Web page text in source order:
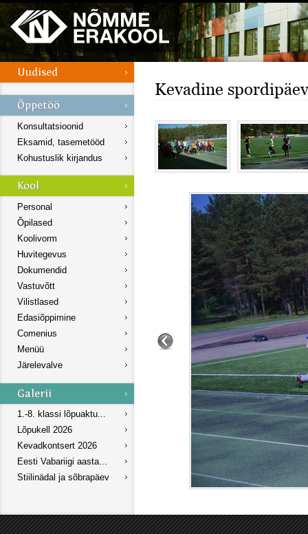
Konsultatsioonid
Eksamid, tasemetööd
Kohustuslik kirjandus
Personal
Õpilased
Koolivorm
Huvitegevus
Dokumendid
Vastuvõtt
Vilistlased
Edasiõppimine
Comenius
Menüü
Järelevalve
1.-8. klassi lõpuaktu...
Lõpukell 2026
Kevadkontsert 2026
Eesti Vabariigi aasta...
Stiilinädal ja sõbrapäev
Kevadine